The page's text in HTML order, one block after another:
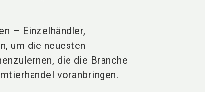
– Einzelhändler,
um die neuesten
die die Branche
voranbringen.